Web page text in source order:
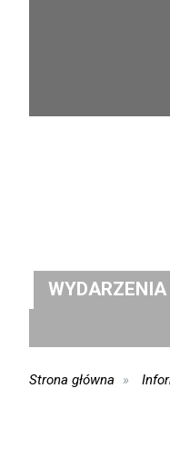
WYDARZENIA
Strona główna